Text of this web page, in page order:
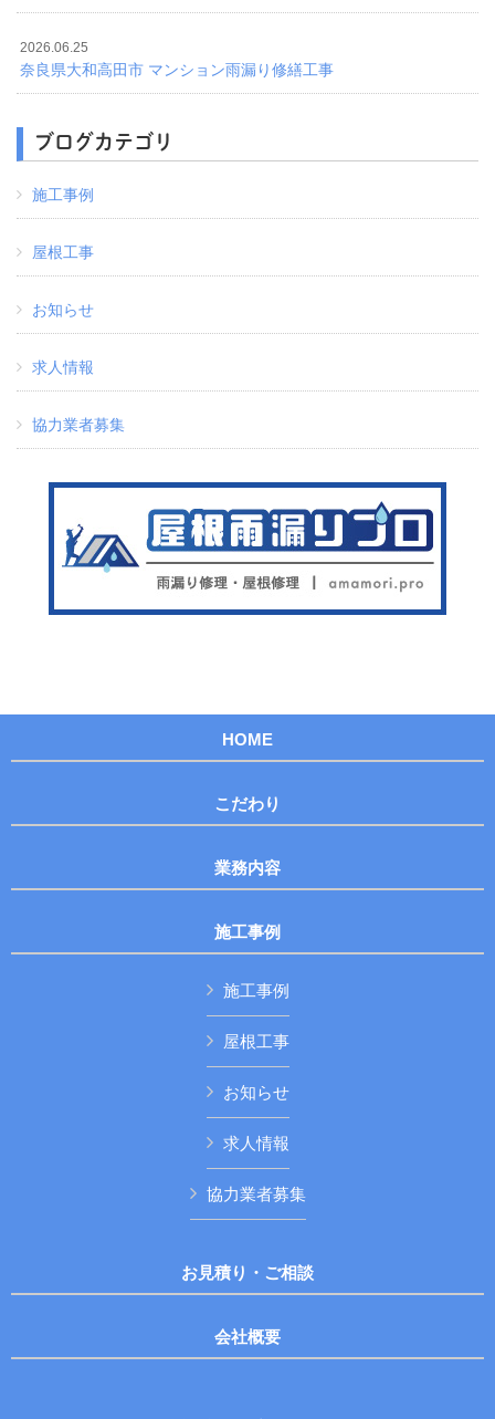
2026.06.25
奈良県大和高田市 マンション雨漏り修繕工事
ブログカテゴリ
施工事例
屋根工事
お知らせ
求人情報
協力業者募集
HOME
こだわり
業務内容
施工事例
施工事例
屋根工事
お知らせ
求人情報
協力業者募集
お見積り・ご相談
会社概要